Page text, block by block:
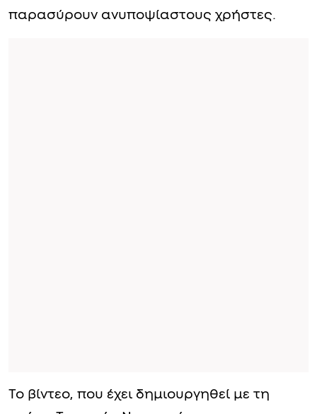
παρασύρουν ανυποψίαστους χρήστες.
Το βίντεο, που έχει δημιουργηθεί με τη